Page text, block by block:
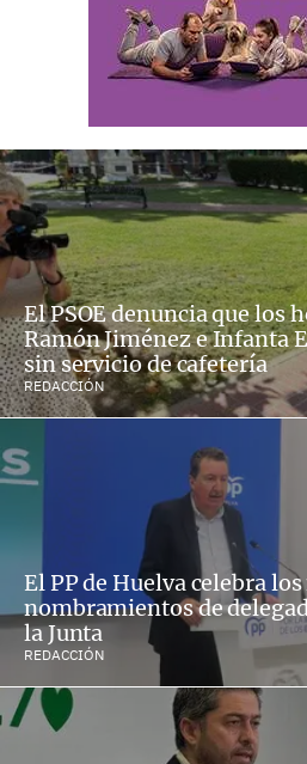
El PSOE denuncia que los
Ramón Jiménez e Infanta
sin servicio de cafetería
REDACCIÓN
El PP de Huelva celebra
nombramientos de
la Junta
REDACCIÓN